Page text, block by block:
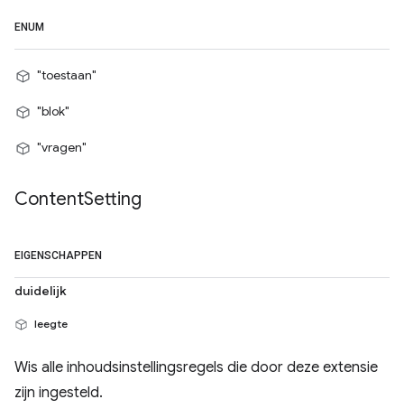
ENUM
"toestaan"
"blok"
"vragen"
ContentSetting
EIGENSCHAPPEN
duidelijk
leegte
Wis alle inhoudsinstellingsregels die door deze extensie
zijn ingesteld.